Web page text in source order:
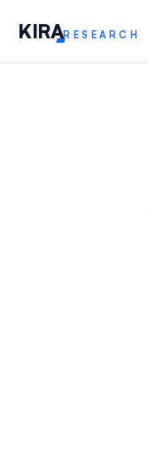
KIRARESEARCH